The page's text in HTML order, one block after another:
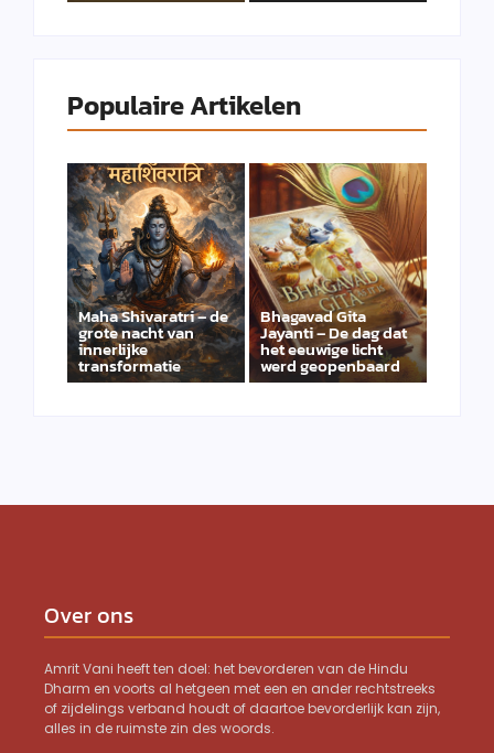
Populaire Artikelen
Maha Shivaratri – de
grote nacht van
innerlijke
transformatie
Bhagavad Gita
Jayanti – De dag dat
het eeuwige licht
werd geopenbaard
Over ons
Amrit Vani heeft ten doel: het bevorderen van de Hindu
Dharm en voorts al hetgeen met een en ander rechtstreeks
of zijdelings verband houdt of daartoe bevorderlijk kan zijn,
alles in de ruimste zin des woords.